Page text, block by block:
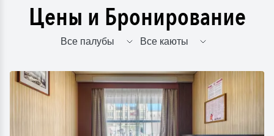
Цены и Бронирование